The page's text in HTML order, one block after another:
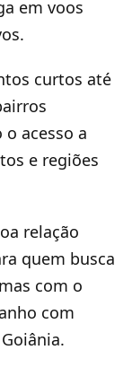
em voos
curtos até
acesso a
e regiões
relação
quem busca
com o
com